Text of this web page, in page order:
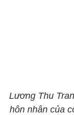
Lương Thu
hôn nhân của